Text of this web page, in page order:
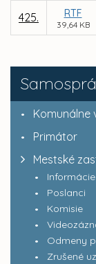
Komunálne
Primátor
Mestské
Informácie
Poslanci
Komisie
Odmeny
Zrušené
425. RTF
39,64 KB